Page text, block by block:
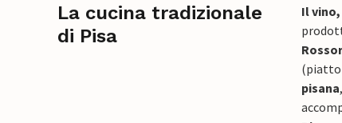
La cucina tradizionale
di Pisa
Il
(piatto
pisana